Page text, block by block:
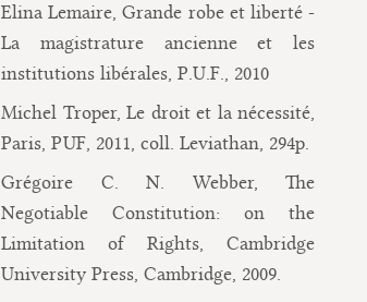
Elina Lemaire, Grande robe et liberté -
La magistrature ancienne et les
institutions libérales, P.U.F., 2010
Michel Troper, Le droit et la nécessité,
Paris, PUF, 2011, coll. Leviathan, 294p.
Grégoire C. N. Webber, The
Negotiable Constitution: on the
Limitation of Rights, Cambridge
University Press, Cambridge, 2009.